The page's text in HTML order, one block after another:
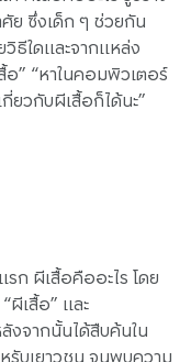
ย ซึ่งเด็ก ๆ ช่วยกัน
ธีใดและจากแหล่ง
อ” “หาในคอมพิวเตอร์
ยวกับผีเสื้อก็ได้นะ”
รก ผีเสื้อคืออะไร โดย
ผีเสื้อ” และ
งจากนั้นได้สืบค้นใน